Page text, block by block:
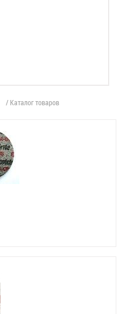
/ Каталог товаров